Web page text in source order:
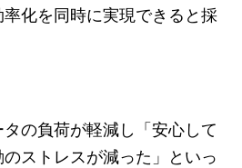
化を同時に実現できると採
の負荷が軽減し「安心して
ストレスが減った」といっ